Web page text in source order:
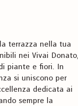
terrazza nella tua
nei Vivai
piante e fiori. In
si uniscono per
dedicata ai
sempre la